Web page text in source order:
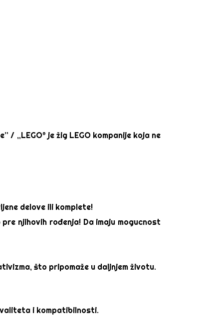
„LEGO® je žig LEGO kompanije koja ne
delove ili komplete!
njihovih rođenja! Da imaju mogucnost
što pripomaže u daljnjem životu.
i kompatibilnosti.